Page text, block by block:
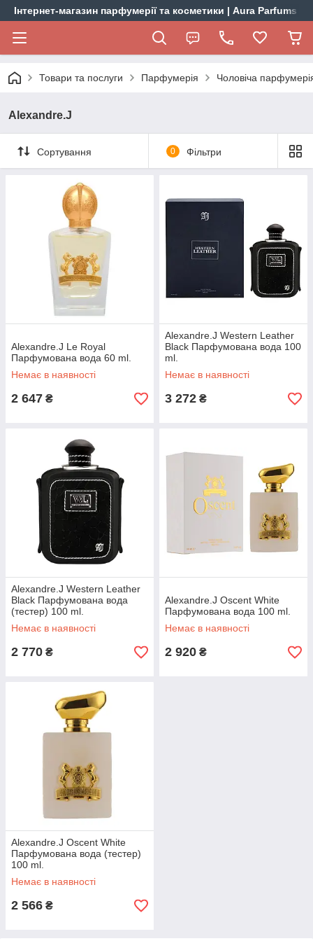
Інтернет-магазин парфумерії та косметики | Aura Parfums
Товари та послуги Парфумерія Чоловіча
Alexandre.J
Сортування 0 Фільтри
Alexandre.J Le Royal
Парфумована вода 60 ml.
Немає в наявності
2 647 ₴
Alexandre.J Western Leather
Black Парфумована вода 100
ml.
Немає в наявності
3 272 ₴
Alexandre.J Western Leather
Black Парфумована вода
(тестер) 100 ml.
Немає в наявності
2 770 ₴
Alexandre.J Oscent White
Парфумована вода 100 ml.
Немає в наявності
2 920 ₴
Alexandre.J Oscent White
Парфумована вода (тестер)
100 ml.
Немає в наявності
2 566 ₴